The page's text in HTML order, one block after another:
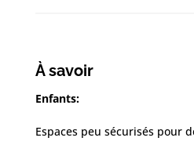
À savoir
Enfants:
Espaces peu sécurisés pour